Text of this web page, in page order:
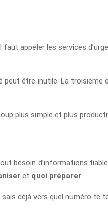
appeler les services
peut être inutile. La troisième
plus simple et plus
besoin d’informations
et quoi préparer
déjà vers quel numéro te